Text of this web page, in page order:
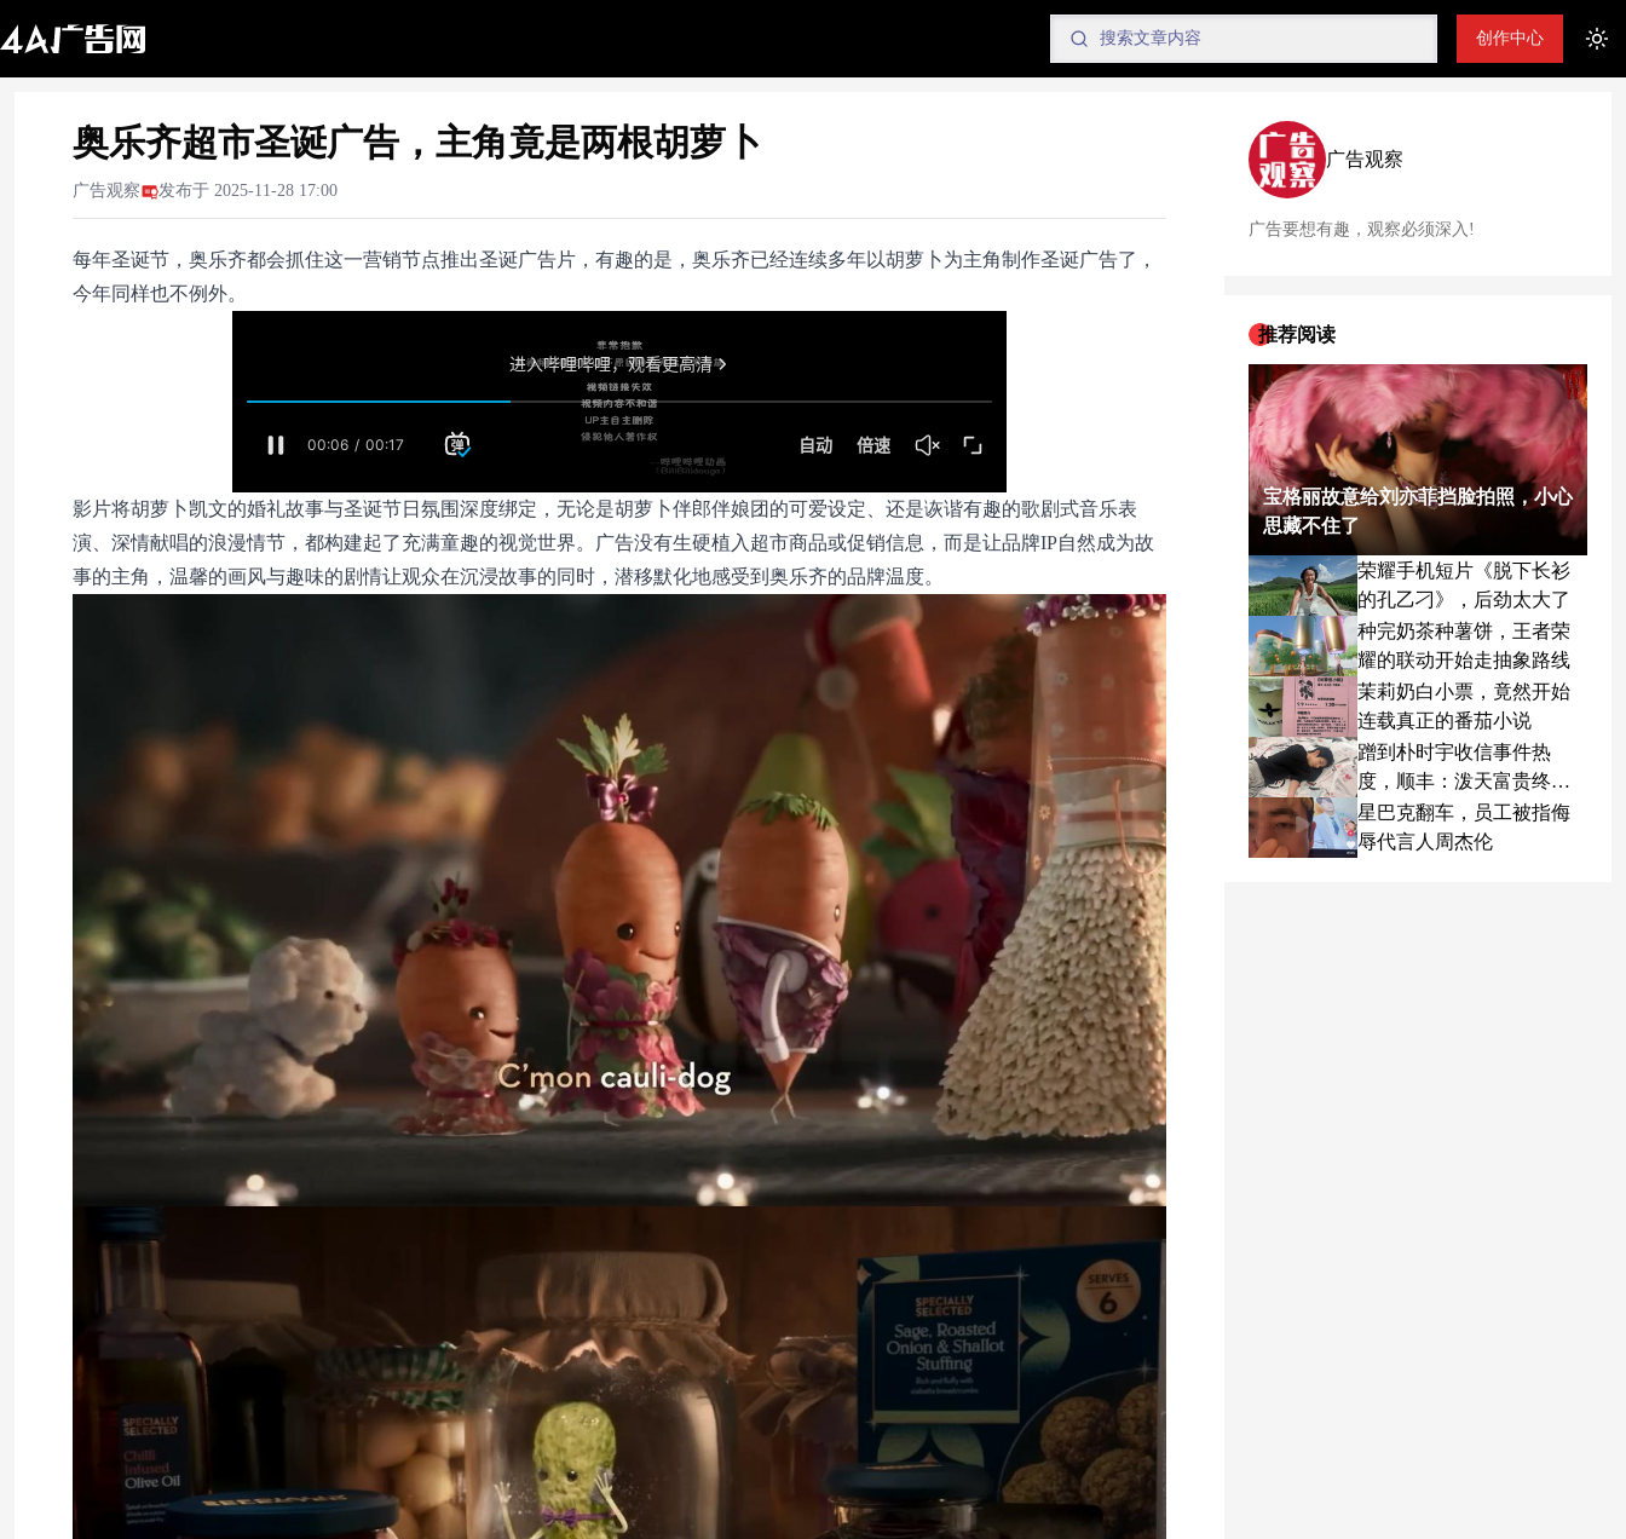
创作中心
奥乐齐超市圣诞广告，主角竟是两根胡萝卜
广告观察 发布于 2025-11-28 17:00
每年圣诞节，奥乐齐都会抓住这一营销节点推出圣诞广告片，有趣的是，奥乐齐已经连续多年以胡萝卜为主角制作圣诞广告了，
今年同样也不例外。
影片将胡萝卜凯文的婚礼故事与圣诞节日氛围深度绑定，无论是胡萝卜伴郎伴娘团的可爱设定、还是诙谐有趣的歌剧式音乐表
演、深情献唱的浪漫情节，都构建起了充满童趣的视觉世界。广告没有生硬植入超市商品或促销信息，而是让品牌IP自然成为故
事的主角，温馨的画风与趣味的剧情让观众在沉浸故事的同时，潜移默化地感受到奥乐齐的品牌温度。
广告观察
广告要想有趣，观察必须深入!
推荐阅读
宝格丽故意给刘亦菲挡脸拍照，小心
思藏不住了
荣耀手机短片《脱下长衫
的孔乙刁》，后劲太大了
种完奶茶种薯饼，王者荣
耀的联动开始走抽象路线
茉莉奶白小票，竟然开始
连载真正的番茄小说
蹭到朴时宇收信事件热
度，顺丰：泼天富贵终于
轮到我了
星巴克翻车，员工被指侮
辱代言人周杰伦